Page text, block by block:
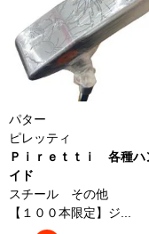
パター
ピレッティ
Ｐｉｒｅｔｔｉ 各種ハ
イド
スチール その他
【１００本限定】ジ...